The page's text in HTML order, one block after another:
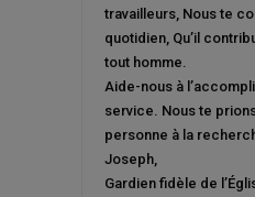
travailleurs, Nous te
quotidien, Qu’il
tout homme.
Aide-nous à
service. Nous te
personne à la
Joseph,
Gardien fidèle de